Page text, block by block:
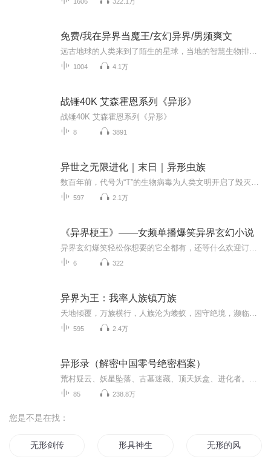
免费/我在异界当魔王/玄幻异界/男频爽文
1004 4.1万
战锤40K 艾森霍恩系列《异形》
战锤40K 艾森霍恩系列《异形》
8 3891
异世之无限进化｜末日｜异形虫族
597 2.1万
《异界梗王》——女频单播爆笑异界玄幻小说
6 322
异界为王：我率人族镇万族
595 2.4万
异形录（解密中国零号绝密档案）
85 238.8万
您是不是在找：
无形剑传 形具神生 无形的风